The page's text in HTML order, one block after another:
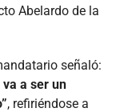
Abelardo de la
señaló:
a ser un
, refiriéndose a